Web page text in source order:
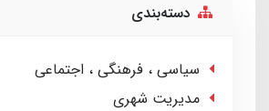
دسته‌بندی
سیاسی ، فرهنگی ، اجتماعی
مدیریت شهری